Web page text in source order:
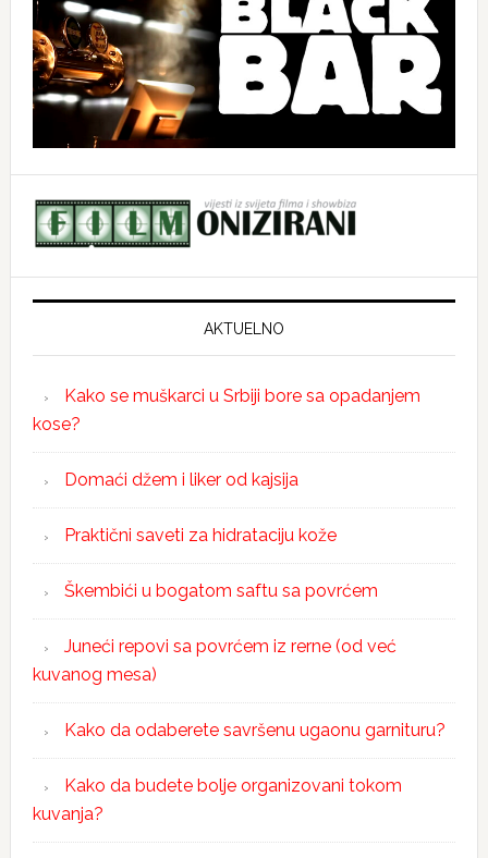
AKTUELNO
Kako se muškarci u Srbiji bore sa opadanjem
kose?
Domaći džem i liker od kajsija
Praktični saveti za hidrataciju kože
Škembići u bogatom saftu sa povrćem
Juneći repovi sa povrćem iz rerne (od već
kuvanog mesa)
Kako da odaberete savršenu ugaonu garnituru?
Kako da budete bolje organizovani tokom
kuvanja?